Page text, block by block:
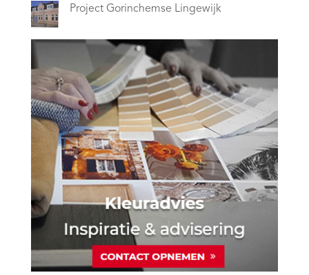
Project Gorinchemse Lingewijk